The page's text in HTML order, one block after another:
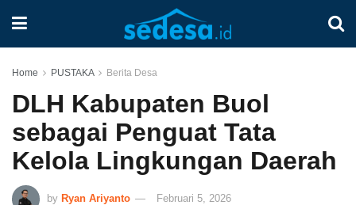
Home PUSTAKA Berita Desa
DLH Kabupaten Buol
sebagai Penguat Tata
Kelola Lingkungan Daerah
by Ryan Ariyanto Februari 5, 2026